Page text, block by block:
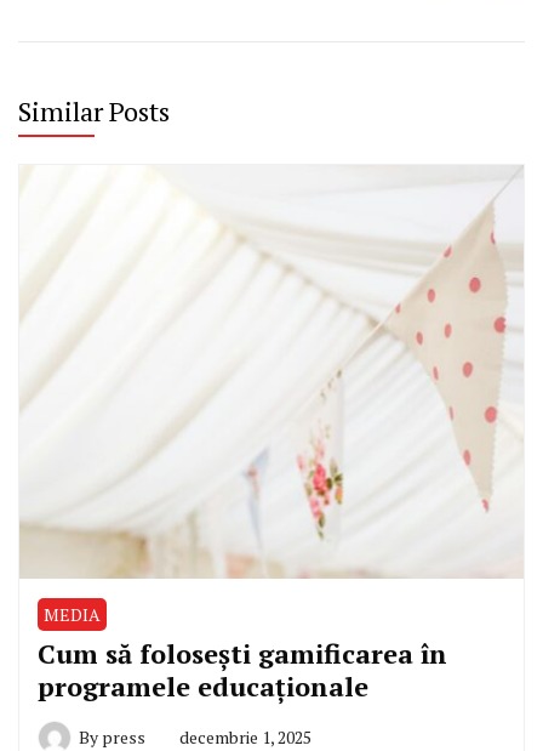
Similar Posts
MEDIA
Cum să folosești gamificarea în
programele educaționale
By press decembrie 1, 2025